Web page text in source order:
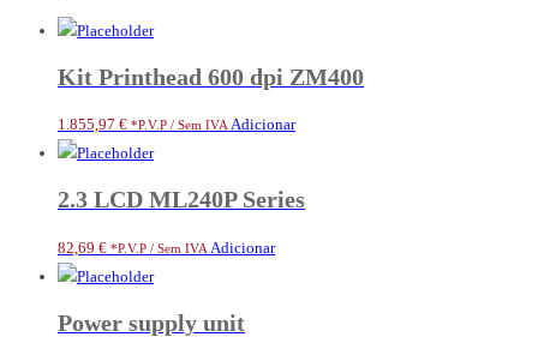
Kit Printhead 600 dpi ZM400
1.855,97 € *P.V.P / Sem IVA Adicionar
2.3 LCD ML240P Series
82,69 € *P.V.P / Sem IVA Adicionar
Power supply unit